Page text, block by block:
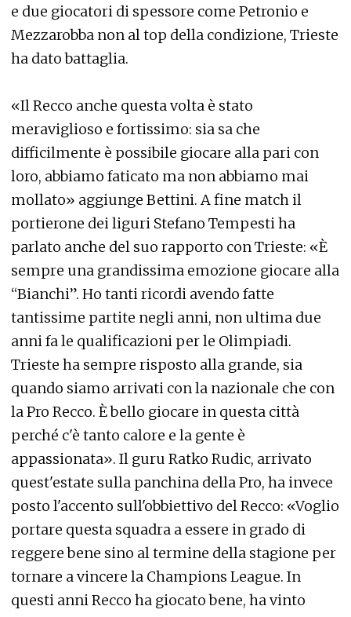
e due giocatori di spessore come Petronio e
Mezzarobba non al top della condizione, Trieste
ha dato battaglia.
«Il Recco anche questa volta è stato
meraviglioso e fortissimo: sia sa che
difficilmente è possibile giocare alla pari con
loro, abbiamo faticato ma non abbiamo mai
mollato» aggiunge Bettini. A fine match il
portierone dei liguri Stefano Tempesti ha
parlato anche del suo rapporto con Trieste: «È
sempre una grandissima emozione giocare alla
“Bianchi”. Ho tanti ricordi avendo fatte
tantissime partite negli anni, non ultima due
anni fa le qualificazioni per le Olimpiadi.
Trieste ha sempre risposto alla grande, sia
quando siamo arrivati con la nazionale che con
la Pro Recco. È bello giocare in questa città
perché c'è tanto calore e la gente è
appassionata». Il guru Ratko Rudic, arrivato
quest'estate sulla panchina della Pro, ha invece
posto l'accento sull'obbiettivo del Recco: «Voglio
portare questa squadra a essere in grado di
reggere bene sino al termine della stagione per
tornare a vincere la Champions League. In
questi anni Recco ha giocato bene, ha vinto